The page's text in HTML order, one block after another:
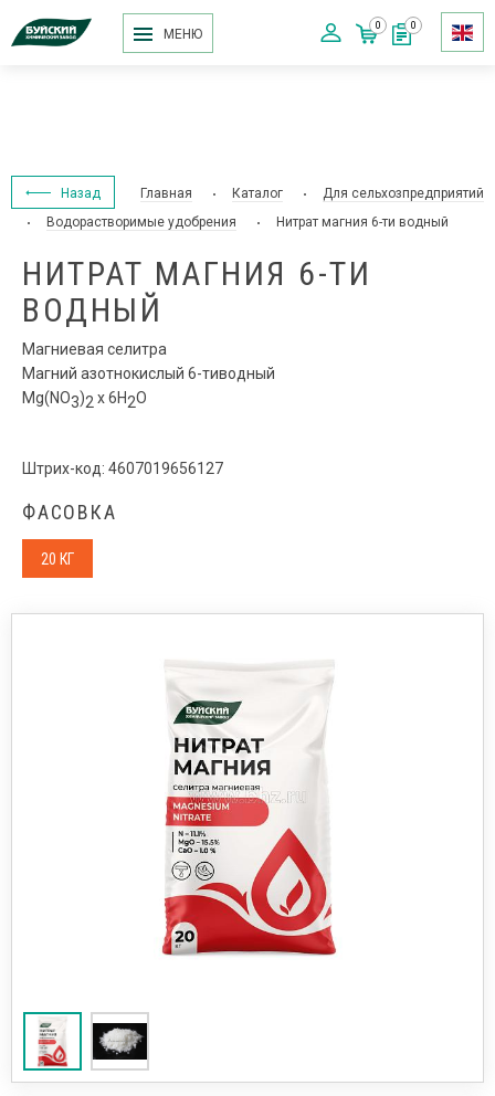
МЕНЮ
0 0
Назад Главная Каталог
Для сельхозпредприятий
Водорастворимые удобрения
Нитрат магния 6-ти водный
НИТРАТ МАГНИЯ 6-ТИ
ВОДНЫЙ
Магниевая селитра
Магний азотнокислый 6-тиводный
Mg(NО3)2 x 6Н2О
Штрих-код: 4607019656127
ФАСОВКА
20 КГ